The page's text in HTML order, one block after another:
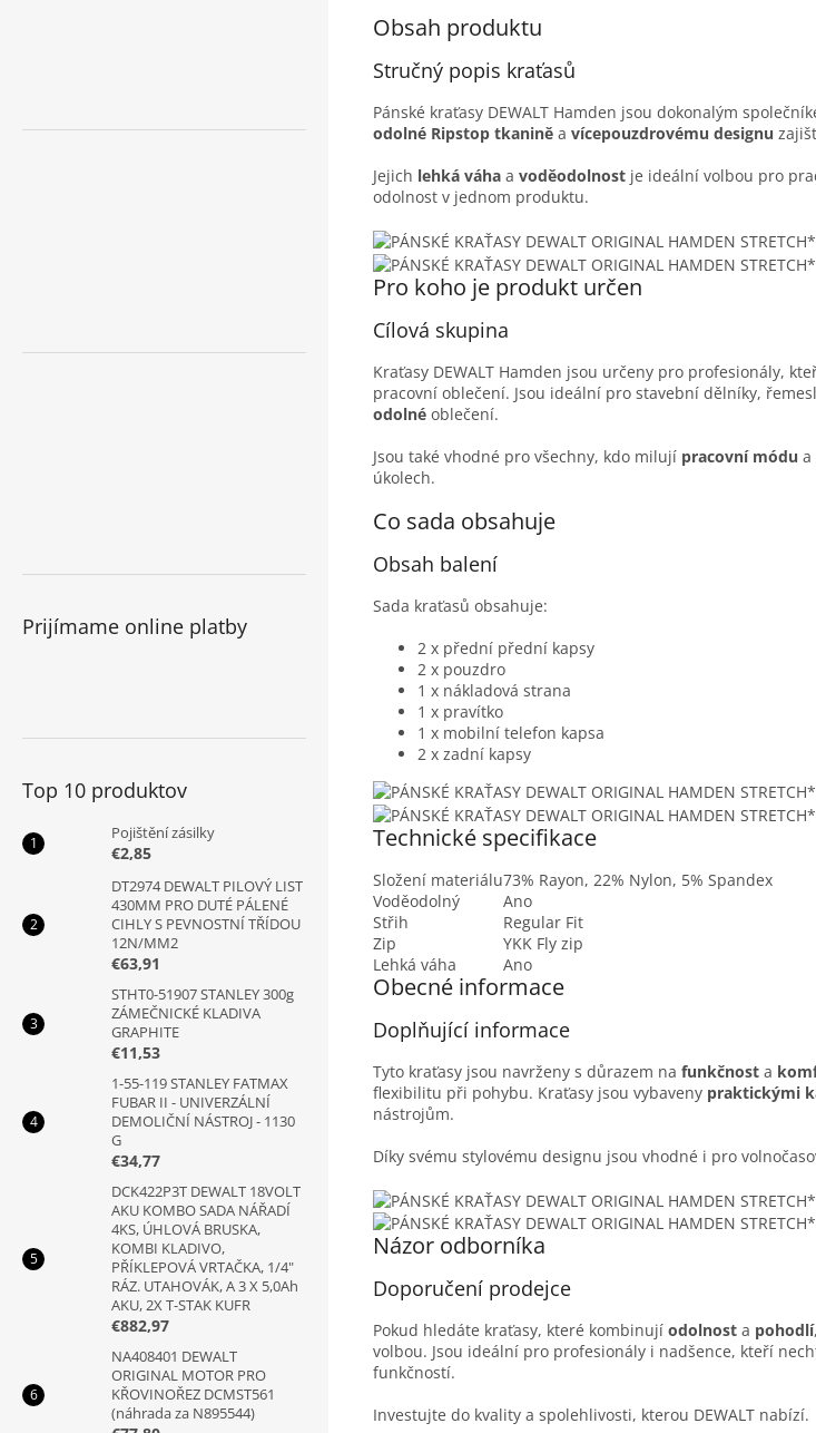
Prijímame online platby
Top 10 produktov
Pojištění zásilky
€2,85
DT2974 DEWALT PILOVÝ LIST
430MM PRO DUTÉ PÁLENÉ
CIHLY S PEVNOSTNÍ TŘÍDOU
12N/MM2
€63,91
STHT0-51907 STANLEY 300g
ZÁMEČNICKÉ KLADIVA
GRAPHITE
€11,53
1-55-119 STANLEY FATMAX
FUBAR II - UNIVERZÁLNÍ
DEMOLIČNÍ NÁSTROJ - 1130
G
€34,77
DCK422P3T DEWALT 18VOLT
AKU KOMBO SADA NÁŘADÍ
4KS, ÚHLOVÁ BRUSKA,
KOMBI KLADIVO,
PŘÍKLEPOVÁ VRTAČKA, 1/4"
RÁZ. UTAHOVÁK, A 3 X 5,0Ah
AKU, 2X T-STAK KUFR
€882,97
NA408401 DEWALT
ORIGINAL MOTOR PRO
KŘOVINOŘEZ DCMST561
(náhrada za N895544)
Obsah produktu
Stručný popis kraťasů
Pánské kraťasy DEWALT Hamden jsou dokonalým
odolné Ripstop tkanině a vícepouzdrovému designu
Jejich lehká váha a voděodolnost je ideální volbou pro
odolnost v jednom produktu.
Pro koho je produkt určen
Cílová skupina
Kraťasy DEWALT Hamden jsou určeny pro profesionály,
pracovní oblečení. Jsou ideální pro stavební dělníky,
odolné oblečení.
Jsou také vhodné pro všechny, kdo milují pracovní módu a
úkolech.
Co sada obsahuje
Obsah balení
Sada kraťasů obsahuje:
2 x přední přední kapsy
2 x pouzdro
1 x nákladová strana
1 x pravítko
1 x mobilní telefon kapsa
2 x zadní kapsy
Technické specifikace
Složení materiálu73% Rayon, 22% Nylon, 5% Spandex
Voděodolný
Ano
Střih
Regular Fit
Zip
YKK Fly zip
Lehká váha
Ano
Obecné informace
Doplňující informace
Tyto kraťasy jsou navrženy s důrazem na funkčnost a
flexibilitu při pohybu. Kraťasy jsou vybaveny praktickými
nástrojům.
Díky svému stylovému designu jsou vhodné i pro
Názor odborníka
Doporučení prodejce
Pokud hledáte kraťasy, které kombinují odolnost a pohodlí
volbou. Jsou ideální pro profesionály i nadšence, kteří
funkčností.
Investujte do kvality a spolehlivosti, kterou DEWALT nabízí.